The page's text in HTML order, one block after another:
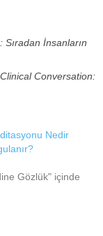
İnsanların
Conversation:
Nedir
Gözlük" içinde